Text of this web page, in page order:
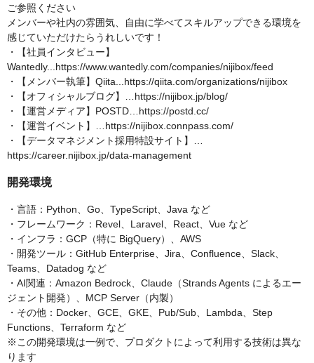
ご参照ください
メンバーや社内の雰囲気、自由に学べてスキルアップできる環境を
感じていただけたらうれしいです！
・【社員インタビュー】
Wantedly...https://www.wantedly.com/companies/nijibox/feed
・【メンバー執筆】Qiita...https://qiita.com/organizations/nijibox
・【オフィシャルブログ】…https://nijibox.jp/blog/
・【運営メディア】POSTD…https://postd.cc/
・【運営イベント】…https://nijibox.connpass.com/
・【データマネジメント採用特設サイト】…
https://career.nijibox.jp/data-management
開発環境
・言語：Python、Go、TypeScript、Java など
・フレームワーク：Revel、Laravel、React、Vue など
・インフラ：GCP（特に BigQuery）、AWS
・開発ツール：GitHub Enterprise、Jira、Confluence、Slack、
Teams、Datadog など
・AI関連：Amazon Bedrock、Claude（Strands Agents によるエー
ジェント開発）、MCP Server（内製）
・その他：Docker、GCE、GKE、Pub/Sub、Lambda、Step
Functions、Terraform など
※この開発環境は一例で、プロダクトによって利用する技術は異な
ります